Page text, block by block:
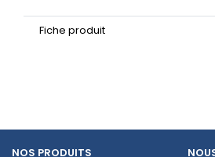
Fiche produit
NOS PRODUITS